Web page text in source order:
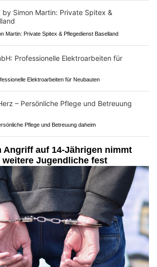
Martin: Private Spitex & Pflegedienst Baselland
Elektroarbeiten für Neubauten
Pflege und Betreuung daheim
Angriff auf 14-Jährigen nimmt
weitere Jugendliche fest